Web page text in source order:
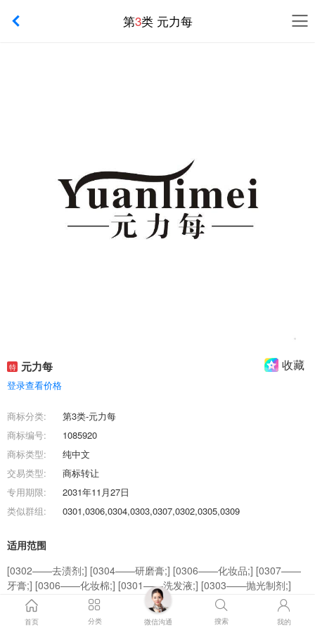
第3类 元力每
特 元力每 收藏
登录查看价格
商标分类:
第3类-元力每
商标编号:
1085920
商标类型:
纯中文
交易类型:
商标转让
专用期限:
2031年11月27日
类似群组:
0301,0306,0304,0303,0307,0302,0305,0309
适用范围
[0302——去渍剂;] [0304——研磨膏;] [0306——化妆品;] [0307——
牙膏;] [0306——化妆棉;] [0301——洗发液;] [0303——抛光制剂;]
[0305——香精油;] [0306——美容面膜;] [0309——动物用化妆品;]
首页 分类 微信沟通 搜索 我的